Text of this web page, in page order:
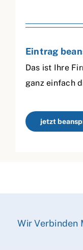
Eintrag
Das ist Ihre
ganz einfach
jetzt
Wir Verbinden